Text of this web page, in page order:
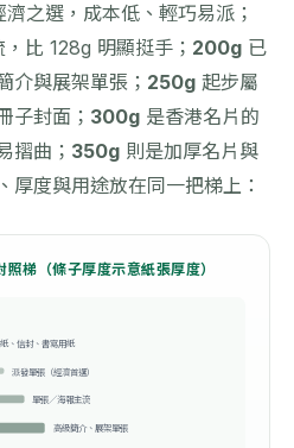
之選，成本低、輕巧易派；
比 128g 明顯挺手； 200g 已
介與展架單張； 250g 起步屬
子封面； 300g 是香港名片的
摺曲； 350g 則是加厚名片與
厚度與用途放在同一把梯上：
梯（條子厚度示意紙張厚度）
、信封、書寫用紙
派發單張（經濟首選）
單張／海報主流
高級簡介、展架單張